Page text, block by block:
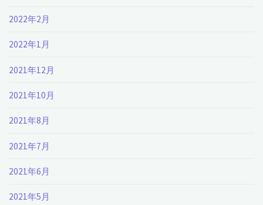
2022年2月
2022年1月
2021年12月
2021年10月
2021年8月
2021年7月
2021年6月
2021年5月